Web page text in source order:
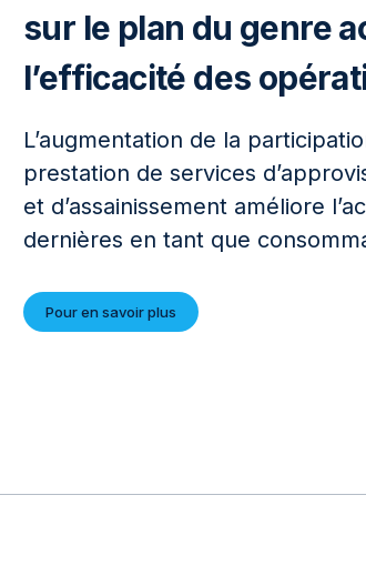
sur le plan du genre
l’efficacité des
L’augmentation de la
prestation de services
et d’assainissement améliore
dernières en tant que
Pour en savoir plus